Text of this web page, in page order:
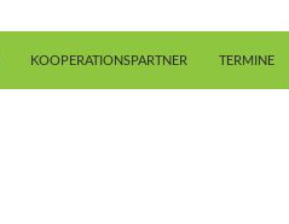
KOOPERATIONSPARTNER TERMINE